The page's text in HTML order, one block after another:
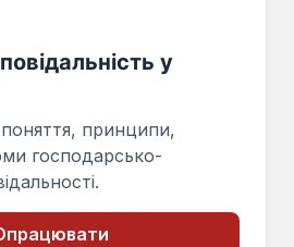
у
принципи,
господарсько-